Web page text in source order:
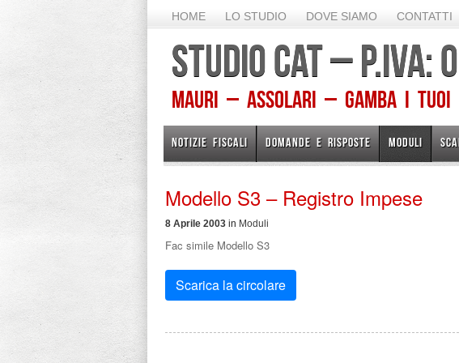
HOME LO STUDIO DOVE SIAMO CONTATTI
STUDIO CAT –
Mauri – Assolari – Gamba I TUOI
NOTIZIE FISCALI DOMANDE E RISPOSTE MODULI
Modello S3 – Registro Impese
8 Aprile 2003 in Moduli
Fac simile Modello S3
Scarica la circolare